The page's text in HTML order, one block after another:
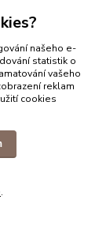
a
volbám
našeho e-
statistik o
vašeho
reklam
cookies
.